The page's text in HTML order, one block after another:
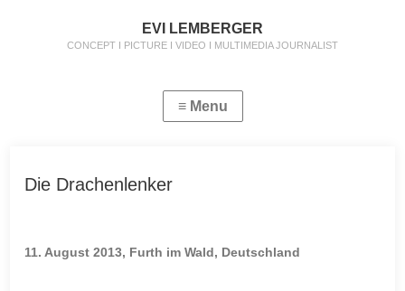
EVI LEMBERGER
CONCEPT I PICTURE I VIDEO I MULTIMEDIA JOURNALIST
Die Drachenlenker
11. August 2013, Furth im Wald, Deutschland